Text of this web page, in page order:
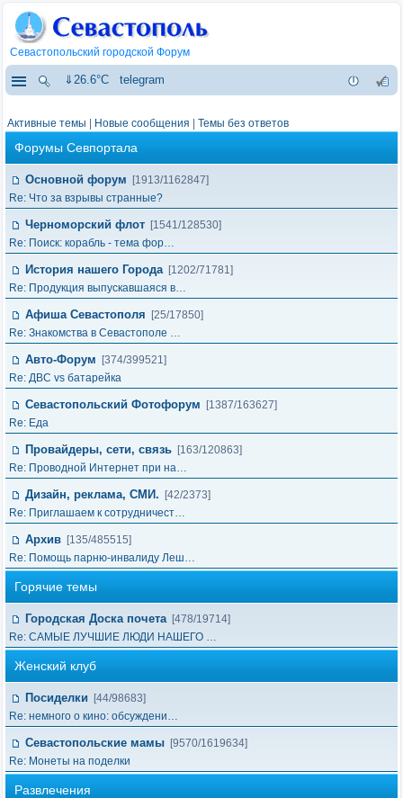
Севастопольский городской Форум
⇓26.6°C telegram
Активные темы Новые сообщения Темы без ответов
Форумы Севпортала
Основной форум
[1913/1162847]
Re: Что за взрывы странные?
Черноморский флот [1541/128530]
Re: Поиск: корабль - тема фор…
История нашего Города [1202/71781]
Re: Продукция выпускавшаяся в…
Афиша Севастополя
[25/17850]
Re: Знакомства в Севастополе …
Авто-Форум
[374/399521]
Re: ДВС vs батарейка
Севастопольский Фотофорум
[1387/163627]
Re: Еда
Провайдеры, сети, связь [163/120863]
Re: Проводной Интернет при на…
Дизайн, реклама, СМИ.
[42/2373]
Re: Приглашаем к сотрудничест…
Архив [135/485515]
Re: Помощь парню-инвалиду Леш…
Горячие темы
Городская Доска почета [478/19714]
Re: САМЫЕ ЛУЧШИЕ ЛЮДИ НАШЕГО …
Женский клуб
Посиделки
[44/98683]
Re: немного о кино: обсуждени…
Севастопольские мамы [9570/1619634]
Re: Монеты на поделки
Развлечения